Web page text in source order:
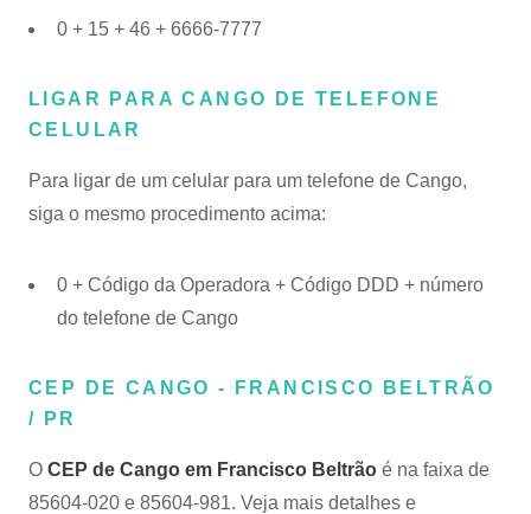
0 + 15 + 46 + 6666-7777
LIGAR PARA CANGO DE TELEFONE
CELULAR
Para ligar de um celular para um telefone de Cango,
siga o mesmo procedimento acima:
0 + Código da Operadora + Código DDD + número
do telefone de Cango
CEP DE CANGO - FRANCISCO BELTRÃO
/ PR
O CEP de Cango em Francisco Beltrão é na faixa de
85604-020 e 85604-981. Veja mais detalhes e